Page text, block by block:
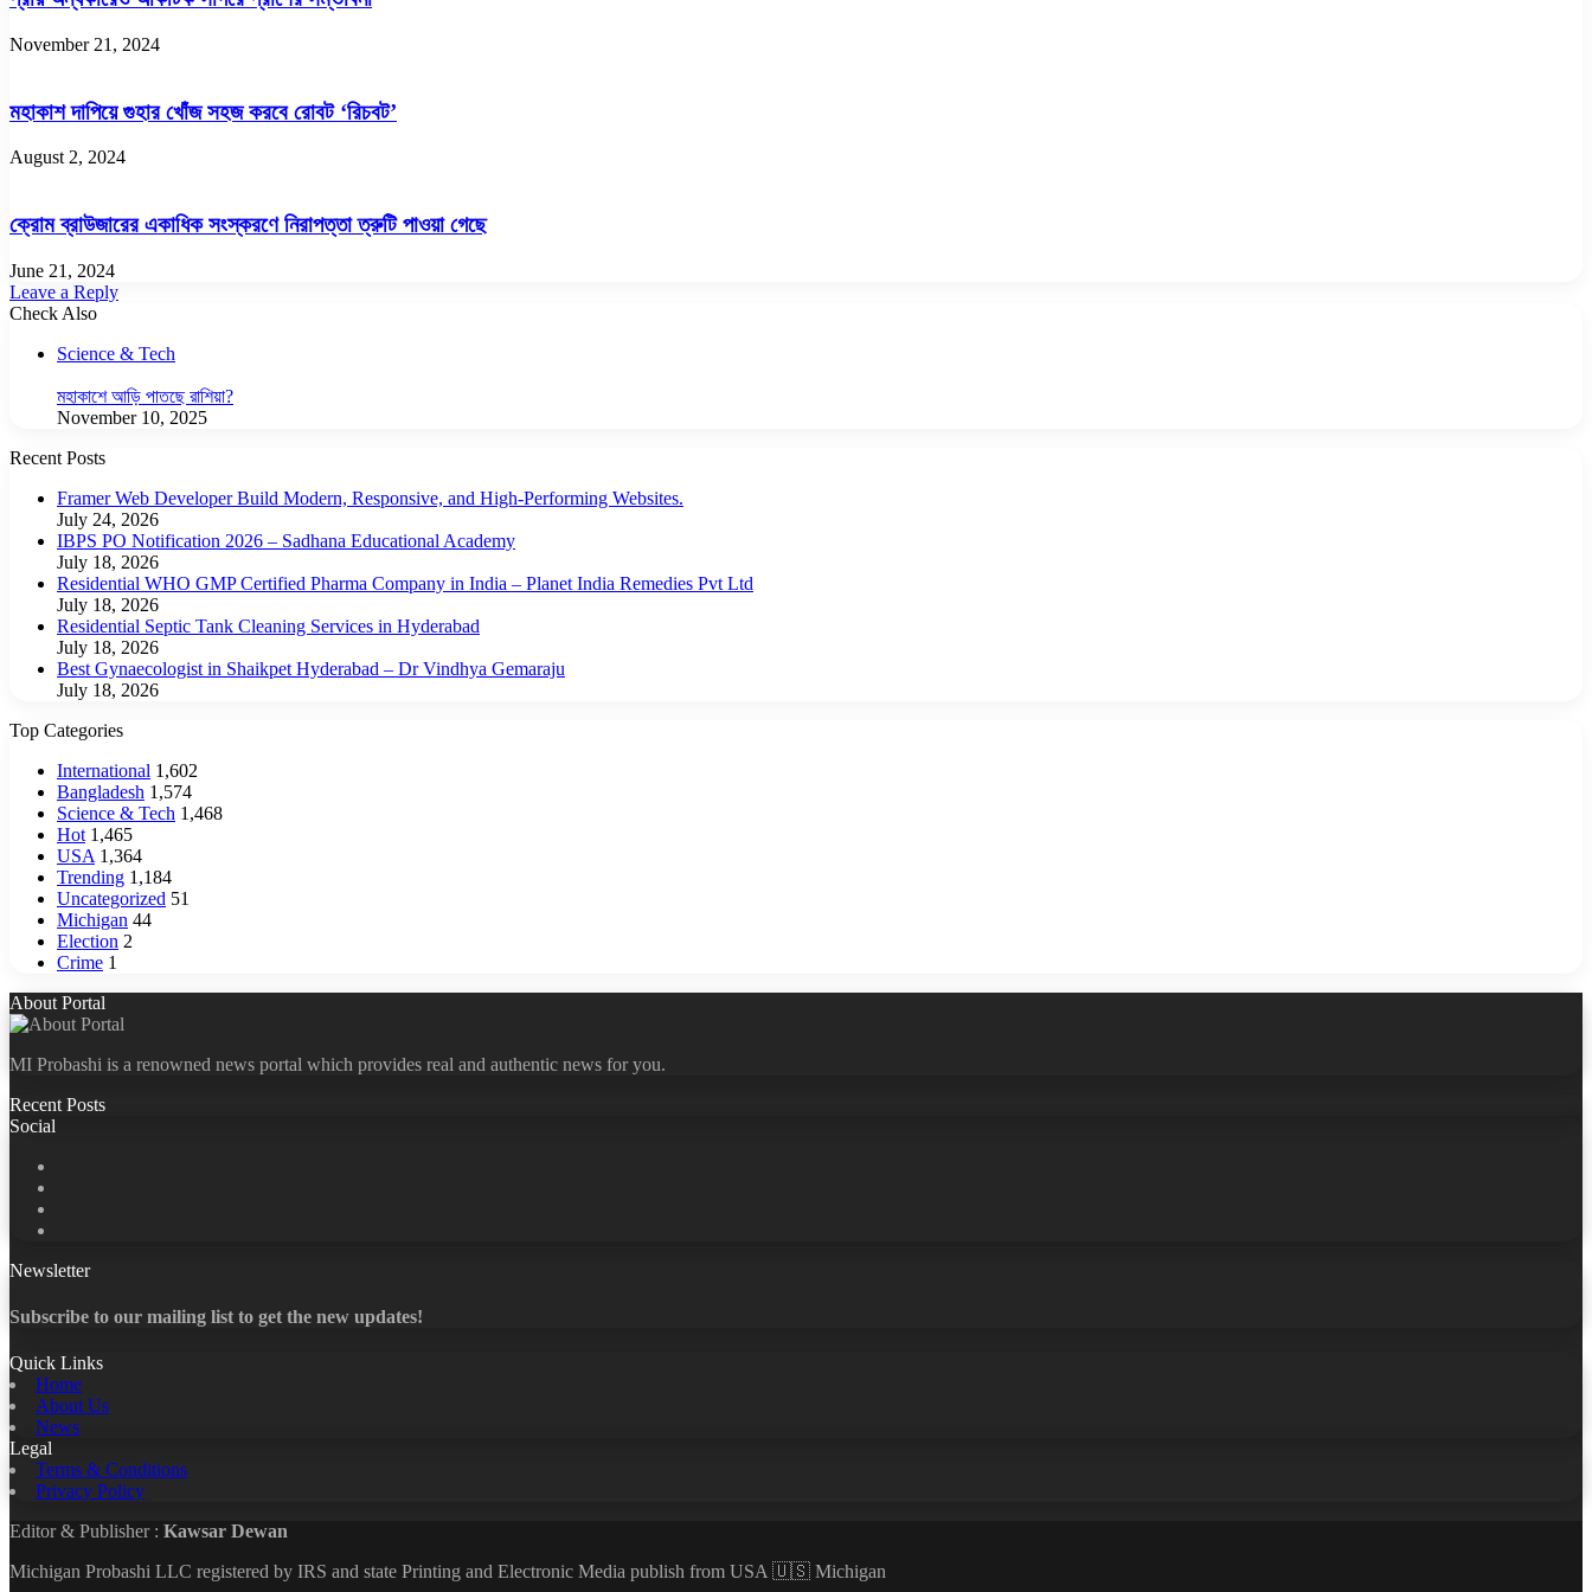
November 21, 2024
মহাকাশ দাপিয়ে গুহার খোঁজ সহজ করবে রোবট ‘রিচবট’
August 2, 2024
ক্রোম ব্রাউজারের একাধিক সংস্করণে নিরাপত্তা ত্রুটি পাওয়া গেছে
June 21, 2024
Leave a Reply
Check Also
Science & Tech
মহাকাশে আড়ি পাতছে রাশিয়া?
November 10, 2025
Recent Posts
Framer Web Developer Build Modern, Responsive, and High-Performing Websites.
July 24, 2026
IBPS PO Notification 2026 – Sadhana Educational Academy
July 18, 2026
Residential WHO GMP Certified Pharma Company in India – Planet India Remedies Pvt Ltd
July 18, 2026
Residential Septic Tank Cleaning Services in Hyderabad
July 18, 2026
Best Gynaecologist in Shaikpet Hyderabad – Dr Vindhya Gemaraju
July 18, 2026
Top Categories
International 1,602
Bangladesh 1,574
Science & Tech 1,468
Hot 1,465
USA 1,364
Trending 1,184
Uncategorized 51
Michigan 44
Election 2
Crime 1
About Portal
MI Probashi is a renowned news portal which provides real and authentic news for you.
Recent Posts
Social
Newsletter
Subscribe to our mailing list to get the new updates!
Quick Links
Home
About Us
News
Legal
Terms & Conditions
Privacy Policy
Editor & Publisher : Kawsar Dewan
Michigan Probashi LLC registered by IRS and state Printing and Electronic Media publish from USA 🇺🇸 Michigan